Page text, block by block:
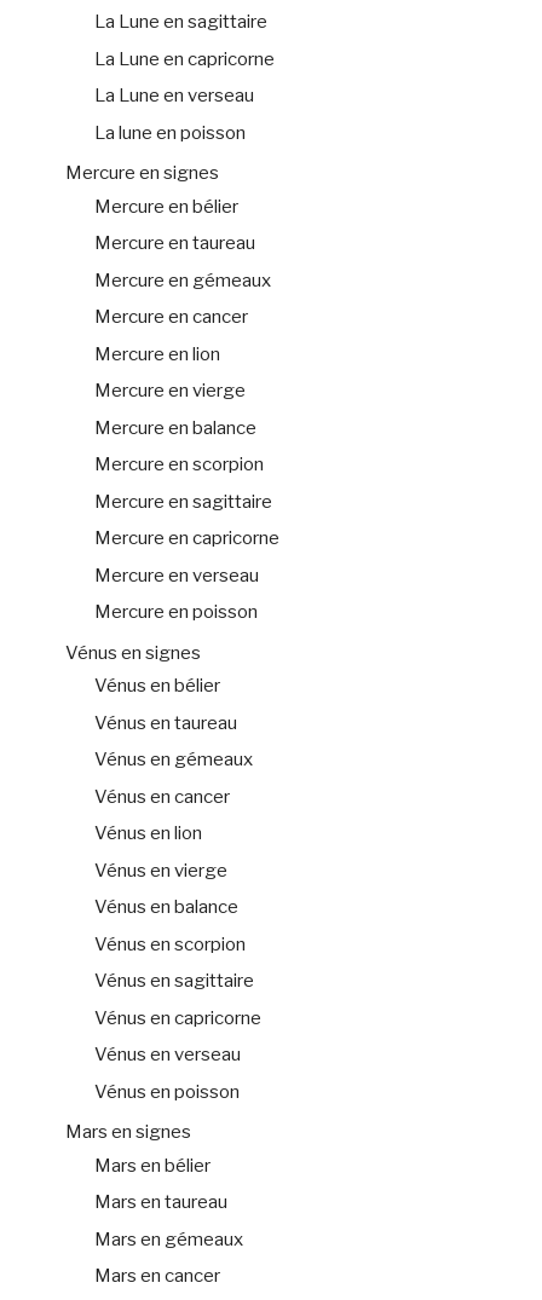
La Lune en sagittaire
La Lune en capricorne
La Lune en verseau
La lune en poisson
Mercure en signes
Mercure en bélier
Mercure en taureau
Mercure en gémeaux
Mercure en cancer
Mercure en lion
Mercure en vierge
Mercure en balance
Mercure en scorpion
Mercure en sagittaire
Mercure en capricorne
Mercure en verseau
Mercure en poisson
Vénus en signes
Vénus en bélier
Vénus en taureau
Vénus en gémeaux
Vénus en cancer
Vénus en lion
Vénus en vierge
Vénus en balance
Vénus en scorpion
Vénus en sagittaire
Vénus en capricorne
Vénus en verseau
Vénus en poisson
Mars en signes
Mars en bélier
Mars en taureau
Mars en gémeaux
Mars en cancer